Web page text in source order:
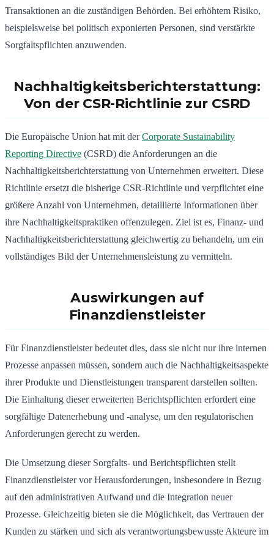
Transaktionen an die zuständigen Behörden. Bei erhöhtem Risiko,
beispielsweise bei politisch exponierten Personen, sind verstärkte
Sorgfaltspflichten anzuwenden.
Nachhaltigkeitsberichterstattung:
Von der CSR-Richtlinie zur CSRD
Die Europäische Union hat mit derCorporate Sustainability
Reporting Directive (CSRD) die Anforderungen an die
Nachhaltigkeitsberichterstattung von Unternehmen erweitert. Diese
Richtlinie ersetzt die bisherige CSR-Richtlinie und verpflichtet eine
größere Anzahl von Unternehmen, detaillierte Informationen über
ihre Nachhaltigkeitspraktiken offenzulegen. Ziel ist es, Finanz- und
Nachhaltigkeitsberichterstattung gleichwertig zu behandeln, um ein
vollständiges Bild der Unternehmensleistung zu vermitteln.
Auswirkungen auf
Finanzdienstleister
Für Finanzdienstleister bedeutet dies, dass sie nicht nur ihre internen
Prozesse anpassen müssen, sondern auch die Nachhaltigkeitsaspekte
ihrer Produkte und Dienstleistungen transparent darstellen sollten.
Die Einhaltung dieser erweiterten Berichtspflichten erfordert eine
sorgfältige Datenerhebung und -analyse, um den regulatorischen
Anforderungen gerecht zu werden.
Die Umsetzung dieser Sorgfalts- und Berichtspflichten stellt
Finanzdienstleister vor Herausforderungen, insbesondere in Bezug
auf den administrativen Aufwand und die Integration neuer
Prozesse. Gleichzeitig bieten sie die Möglichkeit, das Vertrauen der
Kunden zu stärken und sich als verantwortungsbewusste Akteure im